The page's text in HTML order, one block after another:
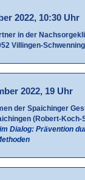
2022, 10:30 Uhr
in der
Villingen-
2022, 19 Uhr
der Spaichinger
(Robert-Koch-
Dialog: Prävention